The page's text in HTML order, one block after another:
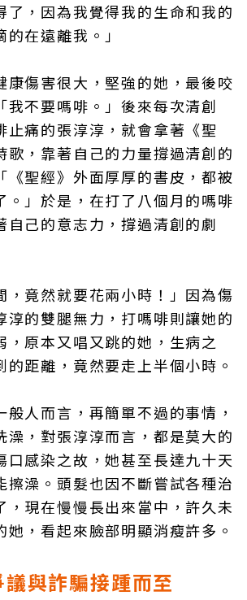
了，因為我覺得我的生命和我的
在遠離我。」
康傷害很大，堅強的她，最後咬
我不要嗎啡。」後來每次清創
止痛的張淳淳，就會拿著《聖
歌，靠著自己的力量撐過清創的
《聖經》外面厚厚的書皮，都被
。」於是，在打了八個月的嗎啡
自己的意志力，撐過清創的劇
，竟然就要花兩小時！」因為傷
淳的雙腿無力，打嗎啡則讓她的
，原本又唱又跳的她，生病之
的距離，竟然要走上半個小時。
般人而言，再簡單不過的事情，
澡，對張淳淳而言，都是莫大的
口感染之故，她甚至長達九十天
擦澡。頭髮也因不斷嘗試各種治
，現在慢慢長出來當中，許久未
她，看起來臉部明顯消瘦許多。
與詐騙接踵而至